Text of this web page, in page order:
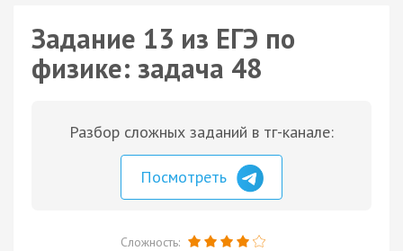
Задание 13 из ЕГЭ по
физике: задача 48
Разбор сложных заданий в тг-канале:
Посмотреть
Сложность: